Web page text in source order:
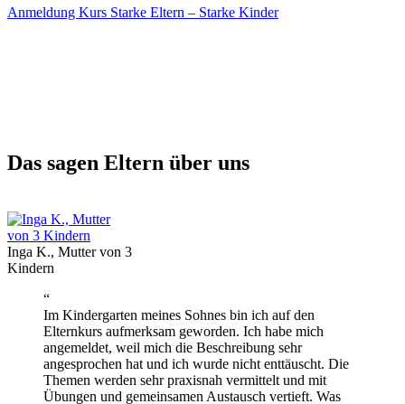
Anmeldung Kurs Starke Eltern – Starke Kinder
Das sagen Eltern über uns
Inga K., Mutter von 3
Kindern
“
Im Kindergarten meines Sohnes bin ich auf den
Elternkurs aufmerksam geworden. Ich habe mich
angemeldet, weil mich die Beschreibung sehr
angesprochen hat und ich wurde nicht enttäuscht. Die
Themen werden sehr praxisnah vermittelt und mit
Übungen und gemeinsamen Austausch vertieft. Was